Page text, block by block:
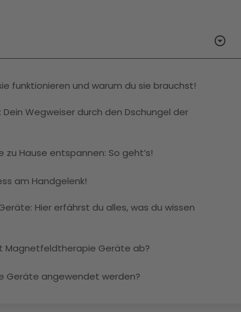
funktionieren und warum du sie brauchst!
Wegweiser durch den Dschungel der
Hause entspannen: So geht’s!
am Handgelenk!
Hier erfährst du alles, was du wissen
Magnetfeldtherapie Geräte ab?
Geräte angewendet werden?